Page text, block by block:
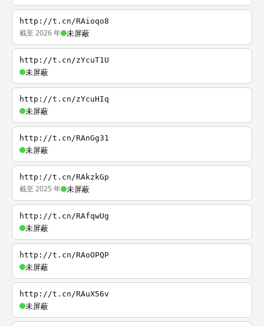
http://t.cn/RAioqo8
截至 2026 年 未屏蔽
http://t.cn/zYcuT1U
未屏蔽
http://t.cn/zYcuHIq
未屏蔽
http://t.cn/RAnGg31
未屏蔽
http://t.cn/RAkzkGp
截至 2025 年 未屏蔽
http://t.cn/RAfqwUg
未屏蔽
http://t.cn/RAoOPQP
未屏蔽
http://t.cn/RAuX56v
未屏蔽